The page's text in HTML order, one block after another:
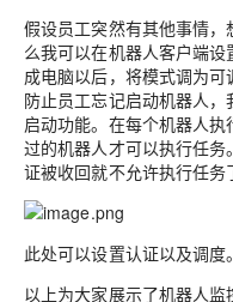
假设员工突然有其他事情
么我可以在机器人客户端
成电脑以后，将模式调为
防止员工忘记启动机器人
启动功能。在每个机器人
过的机器人才可以执行任
证被收回就不允许执行任务
此处可以设置认证以及调度。
以上为大家展示了机器人监